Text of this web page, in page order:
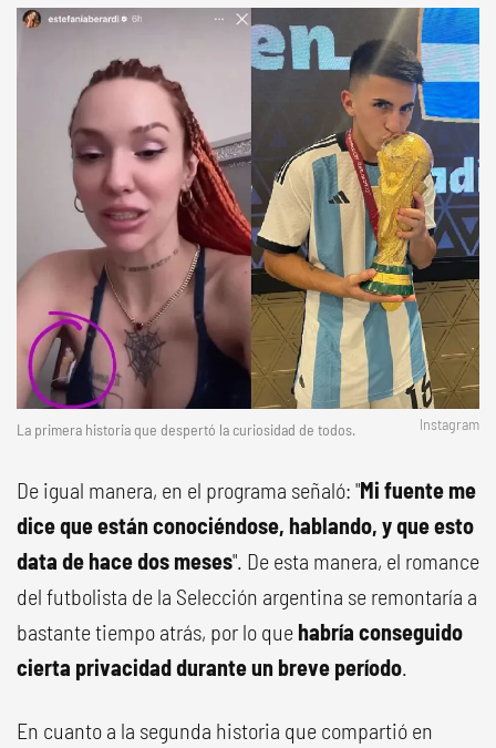
La primera historia que despertó la curiosidad de todos. Instagram
De igual manera, en el programa señaló: "Mi fuente me
dice que están conociéndose, hablando, y que esto
data de hace dos meses". De esta manera, el romance
del futbolista de la Selección argentina se remontaría a
bastante tiempo atrás, por lo que habría conseguido
cierta privacidad durante un breve período.
En cuanto a la segunda historia que compartió en